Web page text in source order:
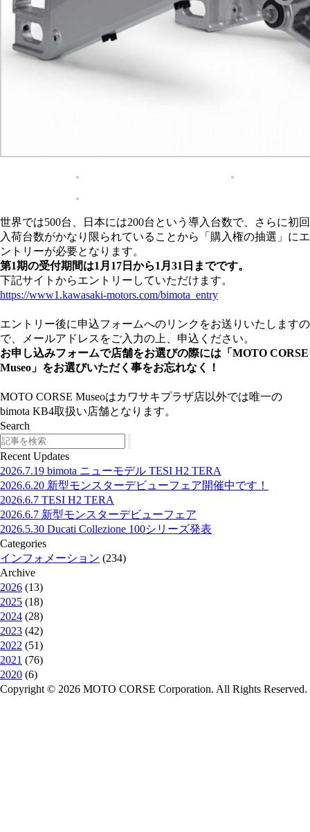
世界では500台、日本には200台という導入台数で、さらに初回
入荷台数がかなり限られていることから「購入権の抽選」にエ
ントリーが必要となります。
第1期の受付期間は1月17日から1月31日までです。
下記サイトからエントリーしていただけます。
https://www1.kawasaki-motors.com/bimota_entry
エントリー後に申込フォームへのリンクをお送りいたしますの
で、メールアドレスをご入力の上、申込ください。
お申し込みフォームで店舗をお選びの際には「MOTO CORSE
Museo」をお選びいただく事をお忘れなく！
MOTO CORSE Museoはカワサキプラザ店以外では唯一の
bimota KB4取扱い店舗となります。
Search
Search
Recent Updates
2026.7.19 bimota ニューモデル TESI H2 TERA
2026.6.20 新型モンスターデビューフェア開催中です！
2026.6.7 TESI H2 TERA
2026.6.7 新型モンスターデビューフェア
2026.5.30 Ducati Collezione 100シリーズ発表
Categories
インフォメーション (234)
Archive
2026 (13)
2025 (18)
2024 (28)
2023 (42)
2022 (51)
2021 (76)
2020 (6)
Copyright © 2026 MOTO CORSE Corporation. All Rights Reserved.